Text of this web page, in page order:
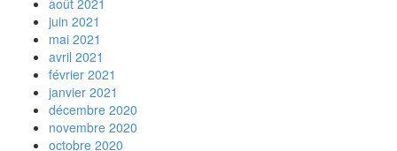
juin 2021
mai 2021
avril 2021
février 2021
janvier 2021
décembre 2020
novembre 2020
octobre 2020